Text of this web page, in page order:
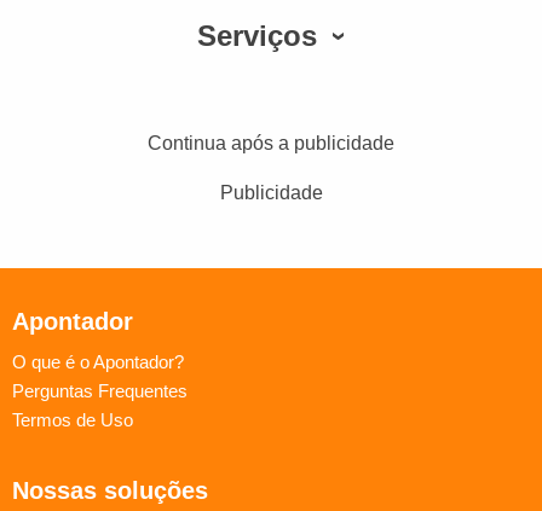
Serviços
Continua após a publicidade
Publicidade
Apontador
O que é o Apontador?
Perguntas Frequentes
Termos de Uso
Nossas soluções